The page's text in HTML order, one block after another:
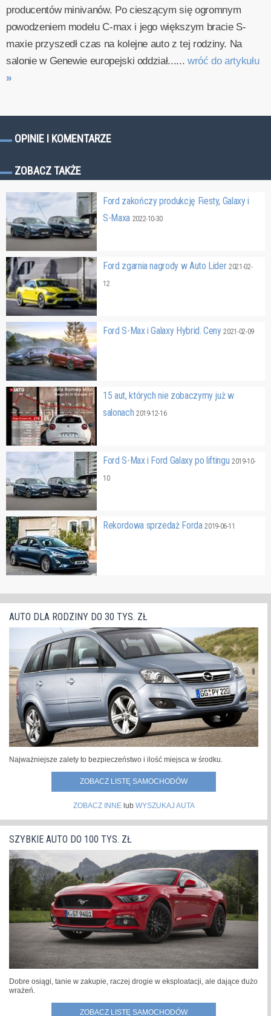
producentów minivanów. Po cieszącym się ogromnym
powodzeniem modelu C-max i jego większym bracie S-
maxie przyszedł czas na kolejne auto z tej rodziny. Na
salonie w Genewie europejski oddział...... wróć do artykułu
»
OPINIE I KOMENTARZE
ZOBACZ TAKŻE
Ford zakończy produkcję Fiesty, Galaxy i
S-Maxa 2022-10-30
Ford zgarnia nagrody w Auto Lider2021-02-
12
Ford S-Max i Galaxy Hybrid. Ceny2021-02-09
15 aut, których nie zobaczymy już w
salonach 2019-12-16
Ford S-Max i Ford Galaxy po liftingu2019-10-
10
Rekordowa sprzedaż Forda2019-06-11
AUTO DLA RODZINY DO 30 TYS. ZŁ
Najważniejsze zalety to bezpieczeństwo i ilość miejsca w środku.
ZOBACZ LISTĘ SAMOCHODÓW
ZOBACZ INNElub WYSZUKAJ AUTA
SZYBKIE AUTO DO 100 TYS. ZŁ
Dobre osiągi, tanie w zakupie, raczej drogie w eksploatacji, ale dające dużo
wrażeń.
ZOBACZ LISTĘ SAMOCHODÓW